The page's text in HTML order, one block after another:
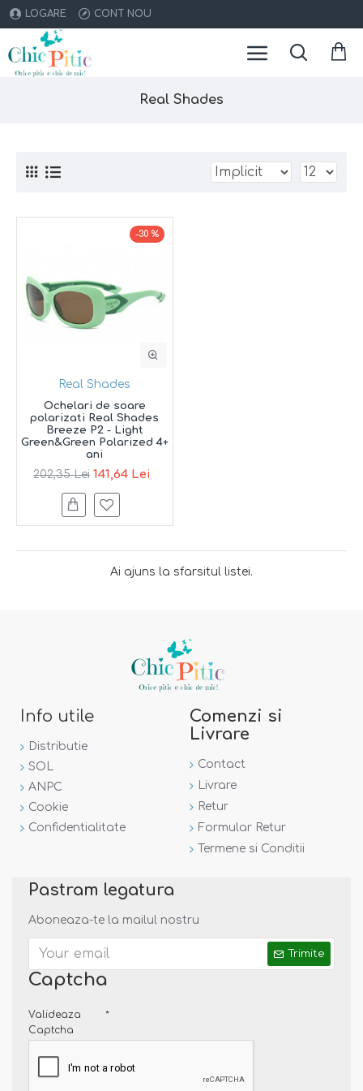
LOGARE CONT NOU
Real Shades
-30 %
Real Shades
Ochelari de soare
polarizati Real Shades
Breeze P2 - Light
Green&Green Polarized 4+
ani
202,35 Lei 141,64 Lei
Ai ajuns la sfarsitul listei.
Info utile
Distributie
SOL
ANPC
Cookie
Confidentialitate
Comenzi si
Livrare
Contact
Livrare
Retur
Formular Retur
Termene si Conditii
Pastram legatura
Aboneaza-te la mailul nostru
Trimite
Captcha
Valideaza
Captcha